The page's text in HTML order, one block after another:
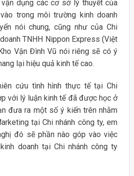
dụng các cơ sở lý thuyết của
trong môi trường kinh doanh
nói chung, cũng như của Chi
TNHH Nippon Express (Việt
Vận Đình Vũ nói riêng sẽ có ý
lại hiệu quả kinh tế cao.
cứu tình hình thực tế tại Chi
với lý luận kinh tế đã được học ở
đưa ra một số ý kiến trên nhằm
tại Chi nhánh công ty, em
đó sẽ phần nào góp vào việc
doanh tại Chi nhánh công ty